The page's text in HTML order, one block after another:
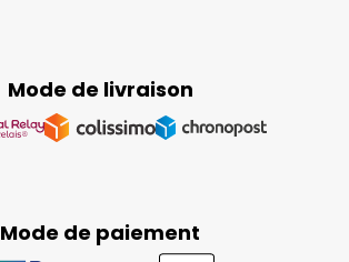
Mode de paiement
Mode de livraison